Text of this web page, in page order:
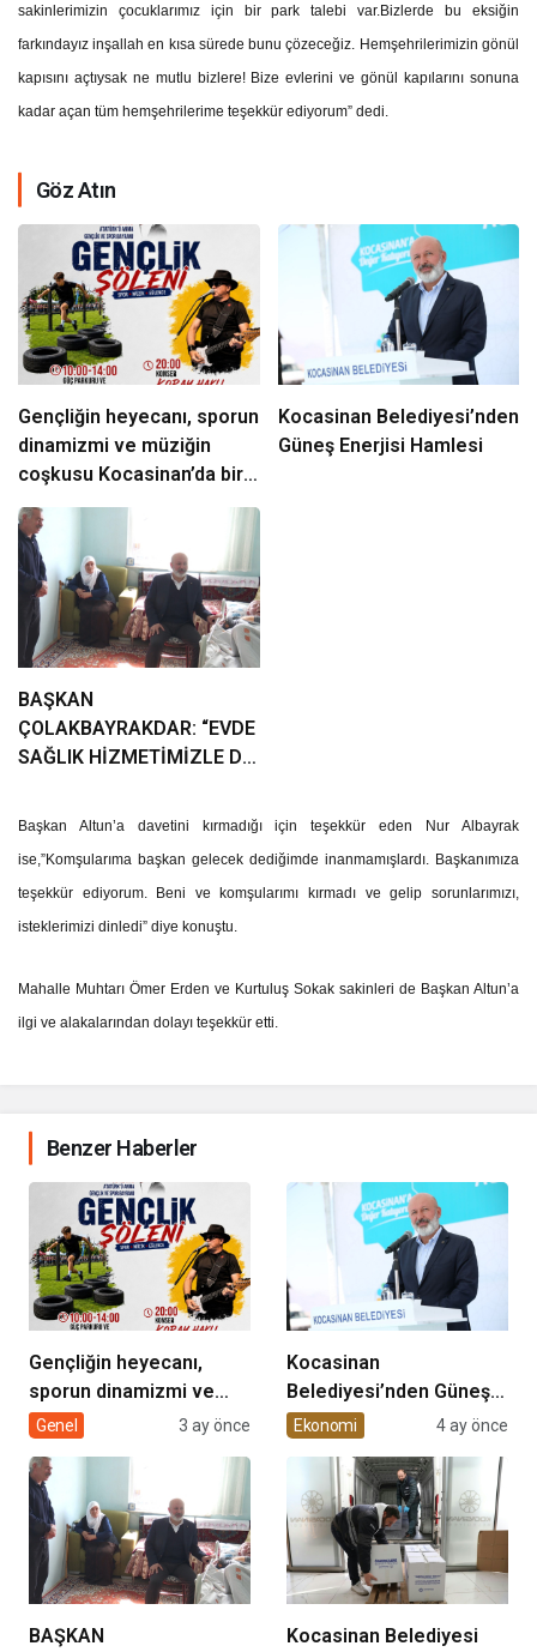
sakinlerimizin çocuklarımız için bir park talebi var.Bizlerde bu eksiğin
farkındayız inşallah en kısa sürede bunu çözeceğiz. Hemşehrilerimizin gönül
kapısını açtıysak ne mutlu bizlere! Bize evlerini ve gönül kapılarını sonuna
kadar açan tüm hemşehrilerime teşekkür ediyorum” dedi.
Göz Atın
Gençliğin heyecanı, sporun
dinamizmi ve müziğin
coşkusu Kocasinan’da bir
araya geliyor!
Kocasinan Belediyesi’nden
Güneş Enerjisi Hamlesi
BAŞKAN
ÇOLAKBAYRAKDAR: “EVDE
SAĞLIK HİZMETİMİZLE DE
DOKUNUYORUZ”
Başkan Altun’a davetini kırmadığı için teşekkür eden Nur Albayrak
ise,”Komşularıma başkan gelecek dediğimde inanmamışlardı. Başkanımıza
teşekkür ediyorum. Beni ve komşularımı kırmadı ve gelip sorunlarımızı,
isteklerimizi dinledi” diye konuştu.
Mahalle Muhtarı Ömer Erden ve Kurtuluş Sokak sakinleri de Başkan Altun’a
ilgi ve alakalarından dolayı teşekkür etti.
Benzer Haberler
Gençliğin heyecanı,
sporun dinamizmi ve
müziğin coşkusu
geliyor!
Genel 3 ay önce
Kocasinan
Belediyesi’nden Güneş
Enerjisi Hamlesi
Ekonomi 4 ay önce
BAŞKAN
Kocasinan Belediyesi